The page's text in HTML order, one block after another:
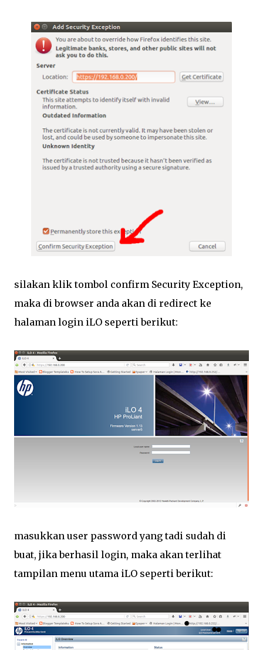
silakan klik tombol confirm Security Exception,
maka di browser anda akan di redirect ke
halaman login iLO seperti berikut:
masukkan user password yang tadi sudah di
buat, jika berhasil login, maka akan terlihat
tampilan menu utama iLO seperti berikut: